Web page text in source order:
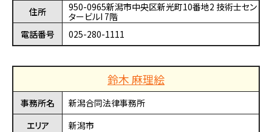
住所
950-0965新潟市中央区新光町10番地2 技術士セン
タービルI 7階
電話番号
025-280-1111
鈴木 麻理絵
事務所名
新潟合同法律事務所
エリア
新潟市